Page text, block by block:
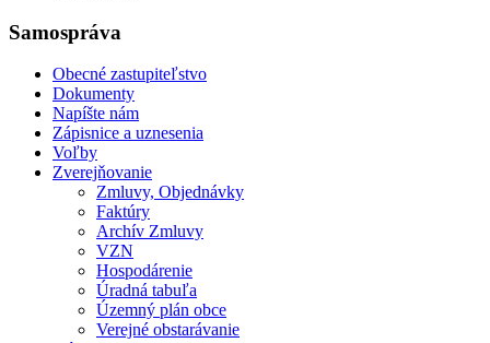
Samospráva
Obecné zastupiteľstvo
Dokumenty
Napíšte nám
Zápisnice a uznesenia
Voľby
Zverejňovanie
Zmluvy, Objednávky
Faktúry
Archív Zmluvy
VZN
Hospodárenie
Úradná tabuľa
Územný plán obce
Verejné obstarávanie